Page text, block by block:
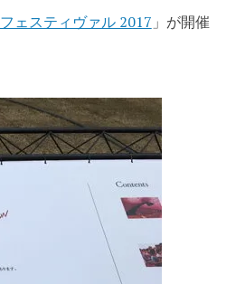
ェスティヴァル 2017 」が開催